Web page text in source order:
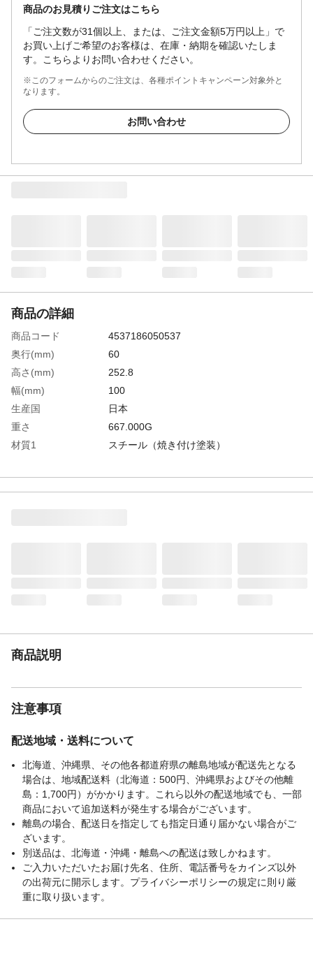
商品のお見積りご注文はこちら
「ご注文数が31個以上、または、ご注文金額5万円以上」で
お買い上げご希望のお客様は、在庫・納期を確認いたしま
す。こちらよりお問い合わせください。
※このフォームからのご注文は、各種ポイントキャンペーン対象外と
なります。
お問い合わせ
商品の詳細
商品コード
4537186050537
奥行(mm)
60
高さ(mm)
252.8
幅(mm)
100
生産国
日本
重さ
667.000G
材質1
スチール（焼き付け塗装）
商品説明
注意事項
配送地域・送料について
北海道、沖縄県、その他各都道府県の離島地域が配送先となる
場合は、地域配送料（北海道：500円、沖縄県およびその他離
島：1,700円）がかかります。これら以外の配送地域でも、一部
商品において追加送料が発生する場合がございます。
離島の場合、配送日を指定しても指定日通り届かない場合がご
ざいます。
別送品は、北海道・沖縄・離島への配送は致しかねます。
ご入力いただいたお届け先名、住所、電話番号をカインズ以外
の出荷元に開示します。プライバシーポリシーの規定に則り厳
重に取り扱います。